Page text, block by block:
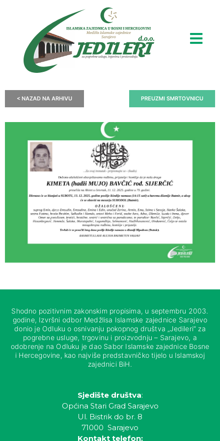
< NAZAD NA ARHIVU PREUZMI SMRTOVNICU
Shodno pozitivnim zakonskim propisima, u septembru 2003.
godine, Izvršni odbor Medžlisa Islamske zajednice Sarajevo
donio je Odluku o osnivanju pokopnog društva „Jedileri“ za
pogrebne usluge, trgovinu i proizvodnju – Sarajevo, a
odobrenje na Odluku je dao Sabor Islamske zajednice Bosne
i Hercegovine, kao najviše predstavničko tijelo u Islamskoj
zajednici BiH.
Sjedište društva:
Općina Stari Grad Sarajevo
Ul. Bistrik do br. 8
71000 Sarajevo
Kontakt telefon: